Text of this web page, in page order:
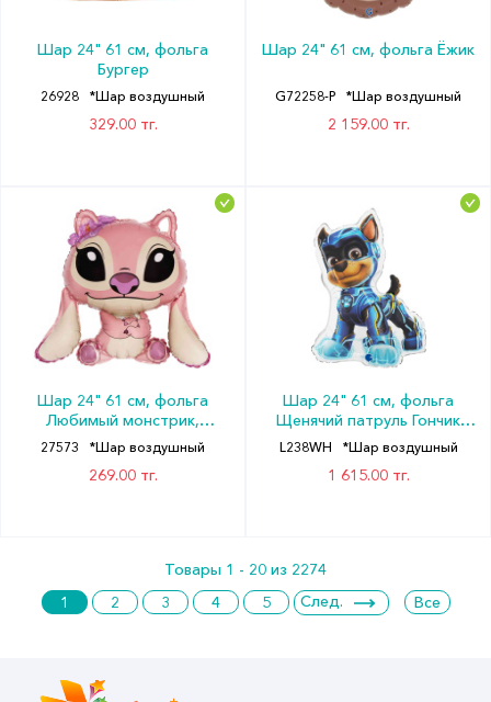
Шар 24" 61 см, фольга
Бургер
26928 *Шар воздушный
329.00 тг.
Шар 24" 61 см, фольга Ёжик
G72258-P *Шар воздушный
2 159.00 тг.
Шар 24" 61 см, фольга
Любимый монстрик,
розовый
27573 *Шар воздушный
269.00 тг.
Шар 24" 61 см, фольга
Щенячий патруль Гончик
Чейз
L238WH *Шар воздушный
1 615.00 тг.
Товары 1 - 20 из 2274
1
2 3 4 5 След. Все